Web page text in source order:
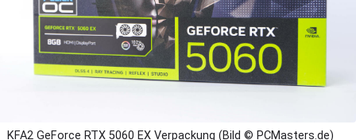
KFA2 GeForce RTX 5060 EX Verpackung (Bild © PCMasters.de)